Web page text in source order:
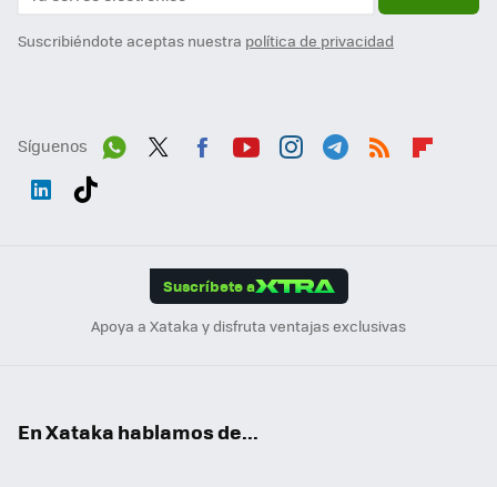
Suscribiéndote aceptas nuestra política de privacidad
Síguenos
Suscríbete a
Apoya a Xataka y disfruta ventajas exclusivas
En Xataka hablamos de...